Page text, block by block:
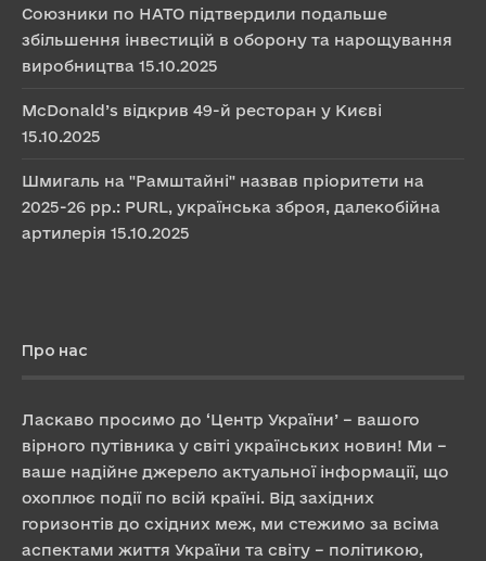
Союзники по НАТО підтвердили подальше
збільшення інвестицій в оборону та нарощування
виробництва 15.10.2025
McDonald’s відкрив 49-й ресторан у Києві
15.10.2025
Шмигаль на "Рамштайні" назвав пріоритети на
2025-26 рр.: PURL, українська зброя, далекобійна
артилерія 15.10.2025
Про нас
Ласкаво просимо до ‘Центр України’ – вашого
вірного путівника у світі українських новин! Ми –
ваше надійне джерело актуальної інформації, що
охоплює події по всій країні. Від західних
горизонтів до східних меж, ми стежимо за всіма
аспектами життя України та світу – політикою,